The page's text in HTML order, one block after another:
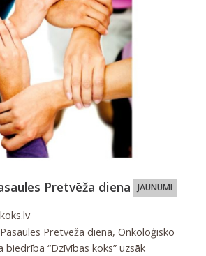
JAUNUMI
Pretvēža diena
Pretvēža diena, Onkoloģisko
“Dzīvības koks” uzsāk